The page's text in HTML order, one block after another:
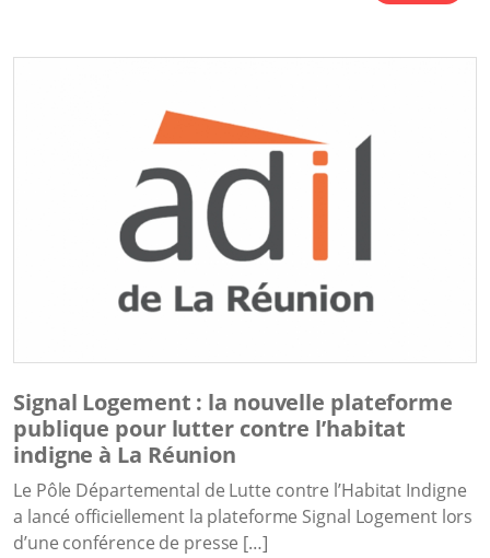
Signal Logement : la nouvelle plateforme
publique pour lutter contre l’habitat
indigne à La Réunion
Le Pôle Départemental de Lutte contre l’Habitat Indigne
a lancé officiellement la plateforme Signal Logement lors
d’une conférence de presse […]